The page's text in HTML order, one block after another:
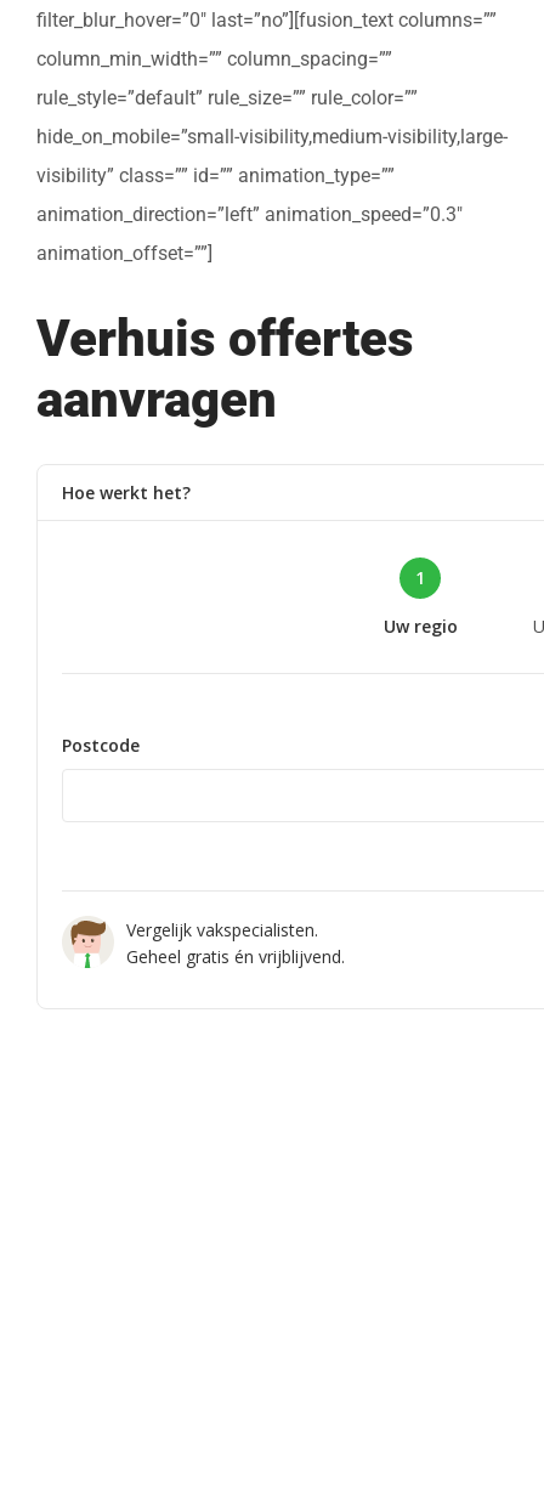
filter_blur_hover=”0″ last=”no”][fusion_text columns=””
column_min_width=”” column_spacing=””
rule_style=”default” rule_size=”” rule_color=””
hide_on_mobile=”small-visibility,medium-visibility,large-
visibility” class=”” id=”” animation_type=””
animation_direction=”left” animation_speed=”0.3″
animation_offset=””]
Verhuis offertes
aanvragen